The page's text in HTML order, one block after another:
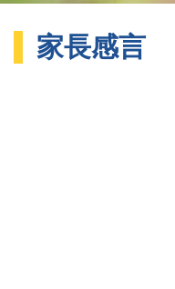
家長感言